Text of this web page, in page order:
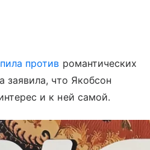
против романтических
заявила, что Якобсон
и к ней самой.